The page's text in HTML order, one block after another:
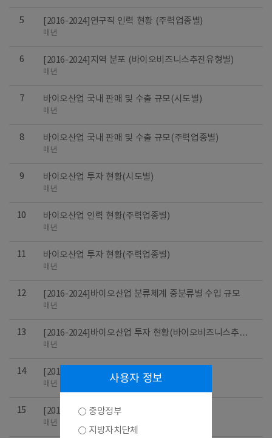
5 [2016-2024]연구직 인력 현황 (주력업종별)
매년
6 [2016-2024]지역 분포 (바이오비즈니스추진유형별)
매년
7 바이오산업 국내 판매 및 수출 규모(시도별)
매년
8 바이오산업 국내 판매 및 수출 규모(주력업종별)
매년
9 바이오산업 투자 현황(시도별)
매년
10 바이오산업 인력 현황(주력업종별)
매년
11 바이오산업 투자 현황(주력업종별)
매년
12 [2016-2024]바이오산업 분류체계 중분류별 수입 규모
매년
13
[2016-2024]바이오산업 투자 현황(바이오비즈니스추진
유형별)
매년
14 [2016-2024]지정업체 분포 (주력업종별)
매년
15 [2016-2024]연구직 인력 현황 (종사자규모별)
매년
사용자 정보
중앙정부
지방자치단체